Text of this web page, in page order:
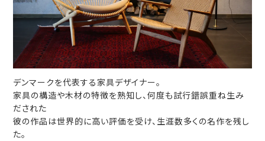
デンマークを代表する家具デザイナー。
家具の構造や木材の特徴を熟知し、何度も試行錯誤重ね生み
だされた
彼の作品は世界的に高い評価を受け、生涯数多くの名作を残し
た。